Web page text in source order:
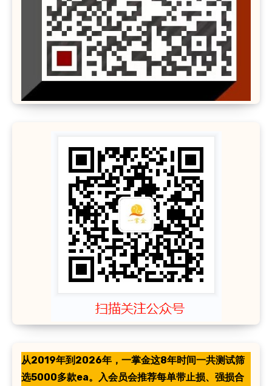
从2019年到2026年，一掌金这8年时间一共测试筛
选5000多款ea。入会员会推荐每单带止损、强损合